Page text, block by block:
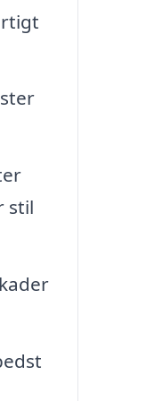
stil